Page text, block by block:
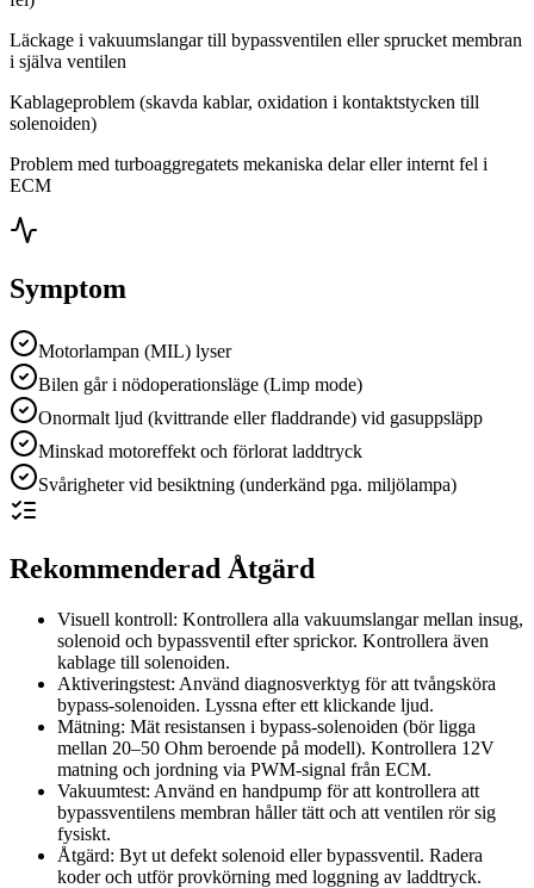
Läckage i vakuumslangar till bypassventilen eller sprucket membran
i själva ventilen
Kablageproblem (skavda kablar, oxidation i kontaktstycken till
solenoiden)
Problem med turboaggregatets mekaniska delar eller internt fel i
ECM
Symptom
Motorlampan (MIL) lyser
Bilen går i nödoperationsläge (Limp mode)
Onormalt ljud (kvittrande eller fladdrande) vid gasuppsläpp
Minskad motoreffekt och förlorat laddtryck
Svårigheter vid besiktning (underkänd pga. miljölampa)
Rekommenderad Åtgärd
Visuell kontroll: Kontrollera alla vakuumslangar mellan insug,
solenoid och bypassventil efter sprickor. Kontrollera även
kablage till solenoiden.
Aktiveringstest: Använd diagnosverktyg för att tvångsköra
bypass-solenoiden. Lyssna efter ett klickande ljud.
Mätning: Mät resistansen i bypass-solenoiden (bör ligga
mellan 20–50 Ohm beroende på modell). Kontrollera 12V
matning och jordning via PWM-signal från ECM.
Vakuumtest: Använd en handpump för att kontrollera att
bypassventilens membran håller tätt och att ventilen rör sig
fysiskt.
Åtgärd: Byt ut defekt solenoid eller bypassventil. Radera
koder och utför provkörning med loggning av laddtryck.